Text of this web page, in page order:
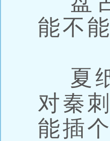
能不
夏纸
对秦
能插